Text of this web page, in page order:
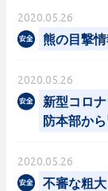
2020.05.26
熊の目撃情
2020.05.26
新型コロ
防本部か
2020.05.26
不審な粗